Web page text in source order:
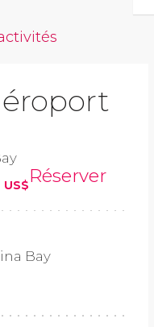
US$Réserver
Bay